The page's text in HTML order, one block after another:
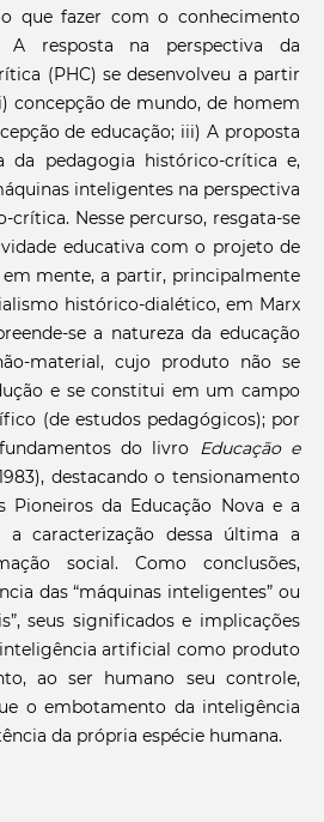
que fazer com o conhecimento
A resposta na perspectiva da
(PHC) se desenvolveu a partir
concepção de mundo, de homem
de educação; iii) A proposta
da pedagogia histórico-crítica e,
inteligentes na perspectiva
crítica. Nesse percurso, resgata-se
educativa com o projeto de
mente, a partir, principalmente
histórico-dialético, em Marx
se a natureza da educação
material, cujo produto não se
e se constitui em um campo
(de estudos pedagógicos); por
do livro Educação e
destacando o tensionamento
Pioneiros da Educação Nova e a
caracterização dessa última a
social. Como conclusões,
das “máquinas inteligentes” ou
seus significados e implicações
artificial como produto
ao ser humano seu controle,
o embotamento da inteligência
da própria espécie humana.